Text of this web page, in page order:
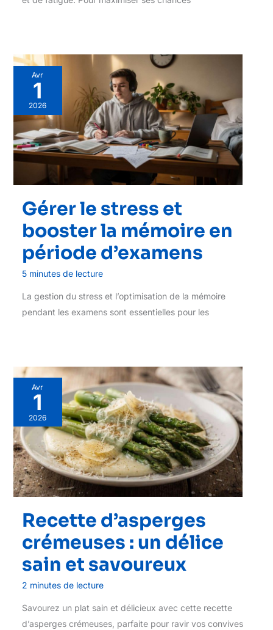
Avr
1
2026
Gérer le stress et
booster la mémoire en
période d’examens
5 minutes de lecture
La gestion du stress et l’optimisation de la mémoire
pendant les examens sont essentielles pour les
Avr
1
2026
Recette d’asperges
crémeuses : un délice
sain et savoureux
2 minutes de lecture
Savourez un plat sain et délicieux avec cette recette
d’asperges crémeuses, parfaite pour ravir vos convives